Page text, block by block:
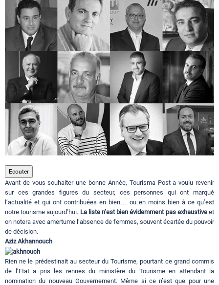
Circuits touristiques
Tourisme
Régions
Hotels
Evenements
Contact
Ecouter
Avant de vous souhaiter une bonne Année, Tourisma Post a voulu revenir
sur ces grandes figures du secteur, ces personnes qui ont marqué
l’actualité et qui ont contribuées en bien… ou en moins bien à ce qu’est
notre tourisme aujourd’hui. La liste n’est bien évidemment pas exhaustiveet
on notera avec amertume l’absence de femmes, souvent écartée du pouvoir
de décision.
Aziz Akhannouch
Rien ne le prédestinait au secteur du Tourisme, pourtant ce grand commis
de l’Etat a pris les rennes du ministère du Tourisme en attendant la
nomination du nouveau Gouvernement. Même si ce n’est que pour une